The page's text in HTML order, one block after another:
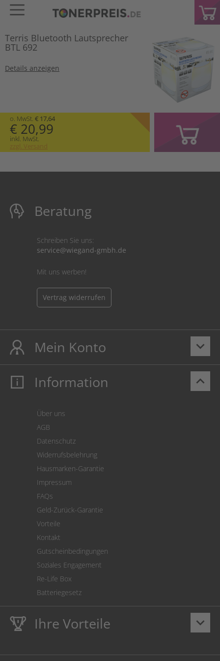
Terris Bluetooth Lautsprecher
BTL 692
Details anzeigen
o. MwSt. € 17,64
€ 20,99
inkl. MwSt.
zzgl. Versand
Beratung
Schreiben Sie uns:
service@wiegand-gmbh.de
Mit uns werben!
Vertrag widerrufen
keyboard_arrow_down
Mein Konto
Mein Konto
Cookie Einstellungen
keyboard_arrow_up
Information
Über uns
AGB
Datenschutz
Widerrufsbelehrung
Hausmarken-Garantie
Impressum
FAQs
Geld-Zurück-Garantie
Vorteile
Kontakt
Gutscheinbedingungen
Soziales Engagement
Re-Life Box
Batteriegesetz
keyboard_arrow_down
Ihre Vorteile
LebenslangeHausmarke Garantieauf Toner und Tinte